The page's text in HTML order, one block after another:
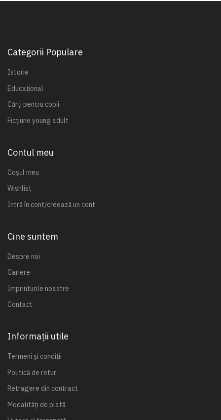
Categorii Populare
Istorie
Educațional
Cărți pentru copii
Ficțiune young adult
Contul meu
Coșul meu
Wishlist
Intră în cont/creează un cont
Cine suntem
Despre noi
Cariere
Imprinturile noastre
Contact
Informații utile
Termeni și condiții
Politică de retur
Retragere din contract
Modalități de plată